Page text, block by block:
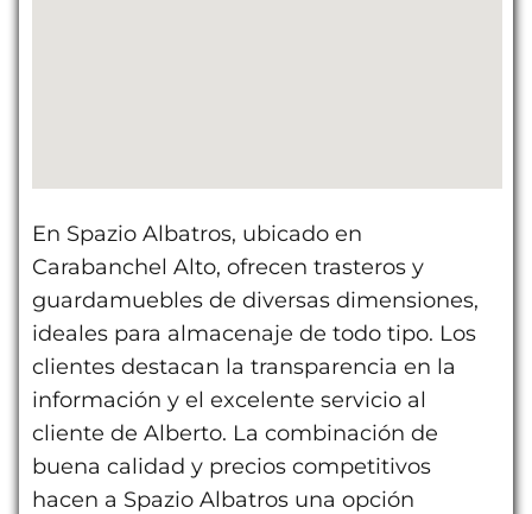
En Spazio Albatros, ubicado en
Carabanchel Alto, ofrecen trasteros y
guardamuebles de diversas dimensiones,
ideales para almacenaje de todo tipo. Los
clientes destacan la transparencia en la
información y el excelente servicio al
cliente de Alberto. La combinación de
buena calidad y precios competitivos
hacen a Spazio Albatros una opción